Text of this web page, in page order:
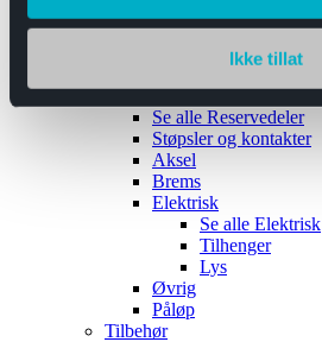
Ikke tillat
Båthengere
Reservedeler
Se alle Reservedeler
Støpsler og kontakter
Aksel
Brems
Elektrisk
Se alle Elektrisk
Tilhenger
Lys
Øvrig
Påløp
Tilbehør